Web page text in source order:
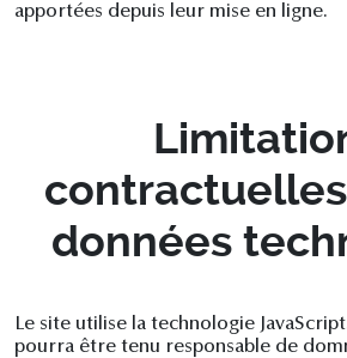
apportées depuis leur mise en ligne.
données
Le site utilise la technologie
pourra être tenu responsable de